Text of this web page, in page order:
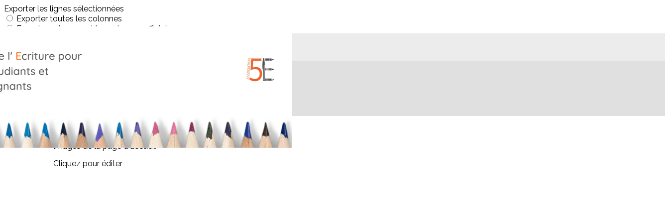
Exporter les lignes sélectionnées
Exporter toutes les colonnes
Exporter uniquement les colonnes affichées
Menu
>
La graphopédagogie
?>
Images de la page d'accueil
Cliquez pour éditer